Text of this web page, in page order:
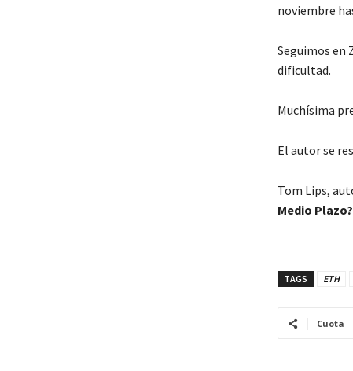
noviembre
Seguimos en
dificultad.
Muchísima
El autor se
Tom Lips,
Medio
TAGS ETH
Cuota